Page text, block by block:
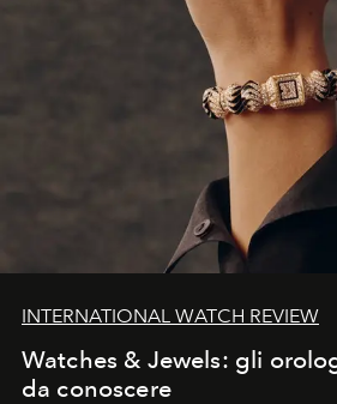
INTERNATIONAL WATCH REVIEW
Watches & Jewels: gli
da conoscere